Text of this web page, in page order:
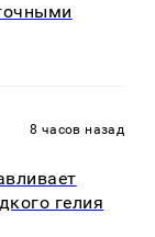
8 часов назад
гелия